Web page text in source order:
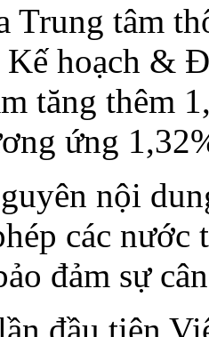
Trung tâm
hoạch &
tăng thêm
ứng
nội
các
đảm sự
đầu tiên